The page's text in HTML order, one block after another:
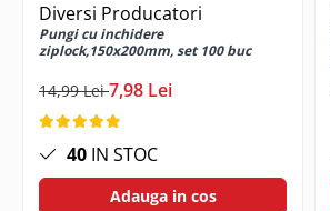
Microfoane pentru smartphone
Ochelari Virtuali pentru
Selfie Stickuri & Stative pentru
Smartphone
Stickers smartphone
Stylus pen
Diversi Producatori
Pungi cu inchidere
ziplock,150x200mm, set 100 buc
14,99 Lei7,98 Lei
40 IN STOC
Adauga in cos